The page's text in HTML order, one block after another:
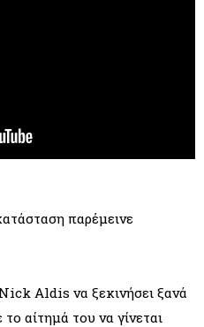
παρέμεινε
Aldis να ξεκινήσει ξανά
αίτημά του να γίνεται